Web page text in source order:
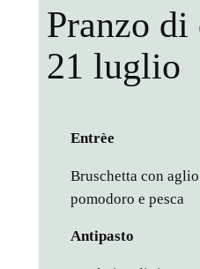
Pranzo di
21 luglio
Entrèe
Bruschetta con
pomodoro e pesca
Antipasto